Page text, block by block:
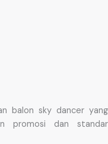
balon sky dancer yang
promosi dan standar